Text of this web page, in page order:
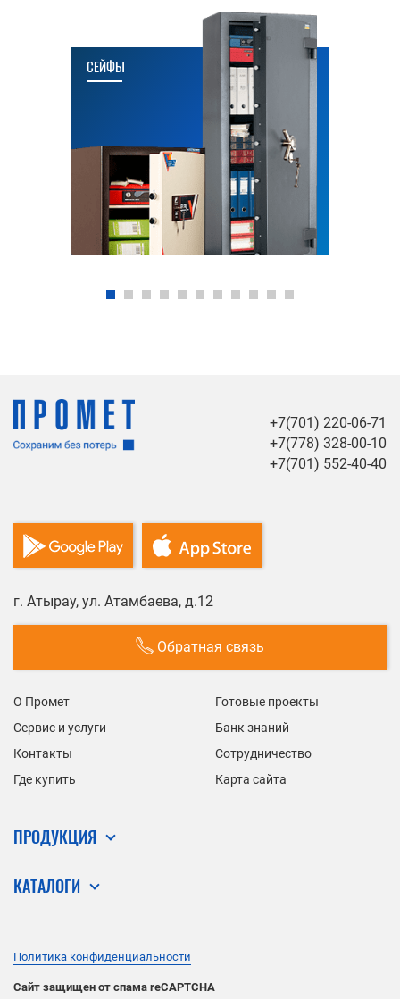
СЕЙФЫ
+7(701) 220-06-71
+7(778) 328-00-10
+7(701) 552-40-40
г. Атырау, ул. Атамбаева, д.12
Обратная связь
О Промет
Готовые проекты
Сервис и услуги
Банк знаний
Контакты
Сотрудничество
Где купить
Карта сайта
ПРОДУКЦИЯ
КАТАЛОГИ
Политика конфиденциальности
Сайт защищен от спама reCAPTCHA